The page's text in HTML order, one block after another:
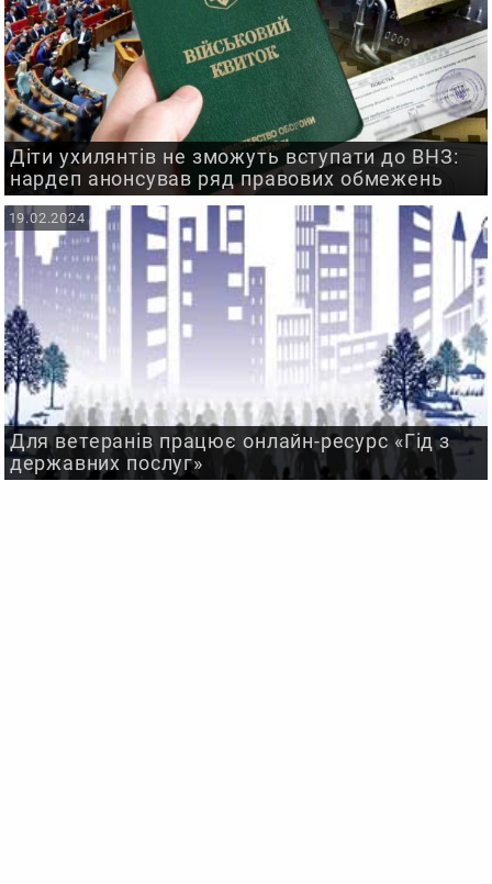
Діти ухилянтів не зможуть вступати до ВНЗ:
нардеп анонсував ряд правових обмежень
Для ветеранів працює онлайн-ресурс «Гід з
державних послуг»
19.02.2024